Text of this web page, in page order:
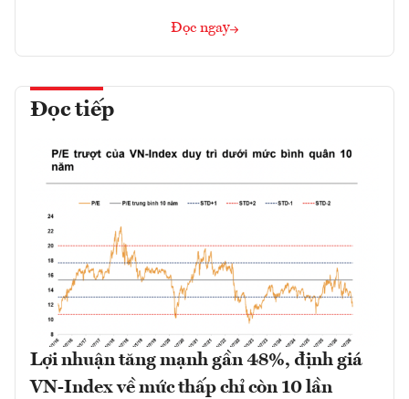
Đọc ngay
Đọc tiếp
Lợi nhuận tăng mạnh gần 48%, định giá
VN-Index về mức thấp chỉ còn 10 lần